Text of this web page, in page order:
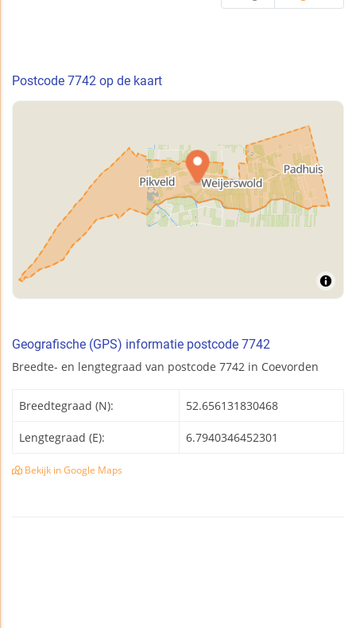
Postcode 7742 op de kaart
Geografische (GPS) informatie postcode 7742
Breedte- en lengtegraad van postcode 7742 in Coevorden
Breedtegraad (N): 52.656131830468
Lengtegraad (E): 6.7940346452301
Bekijk in Google Maps